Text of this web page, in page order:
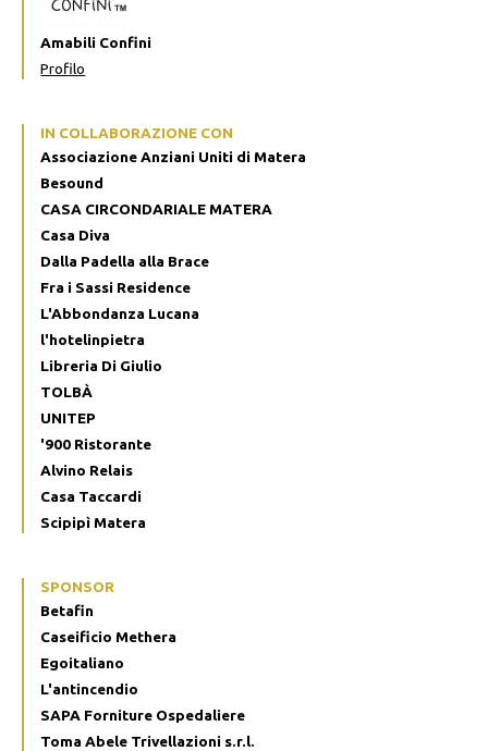
Amabili Confini
Profilo
IN COLLABORAZIONE CON
Associazione Anziani Uniti di Matera
Besound
CASA CIRCONDARIALE MATERA
Casa Diva
Dalla Padella alla Brace
Fra i Sassi Residence
L'Abbondanza Lucana
l'hotelinpietra
Libreria Di Giulio
TOLBÀ
UNITEP
'900 Ristorante
Alvino Relais
Casa Taccardi
Scipipì Matera
SPONSOR
Betafin
Caseificio Methera
Egoitaliano
L'antincendio
SAPA Forniture Ospedaliere
Toma Abele Trivellazioni s.r.l.